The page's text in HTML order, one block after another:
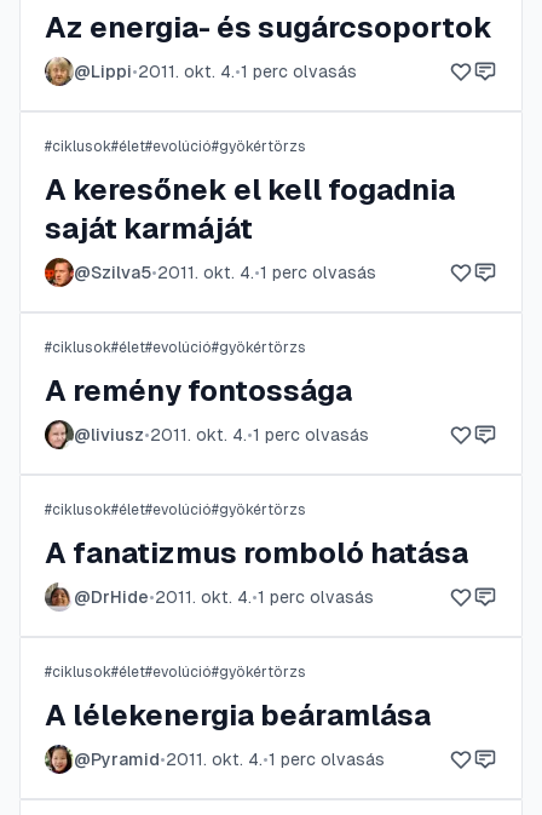
Az energia- és sugárcsoportok
@Lippi•2011. okt. 4.•1 perc olvasás
#ciklusok#élet#evolúció#gyökértörzs
A keresőnek el kell fogadnia
saját karmáját
@Szilva5•2011. okt. 4.•1 perc olvasás
#ciklusok#élet#evolúció#gyökértörzs
A remény fontossága
@liviusz•2011. okt. 4.•1 perc olvasás
#ciklusok#élet#evolúció#gyökértörzs
A fanatizmus romboló hatása
@DrHide•2011. okt. 4.•1 perc olvasás
#ciklusok#élet#evolúció#gyökértörzs
A lélekenergia beáramlása
@Pyramid•2011. okt. 4.•1 perc olvasás